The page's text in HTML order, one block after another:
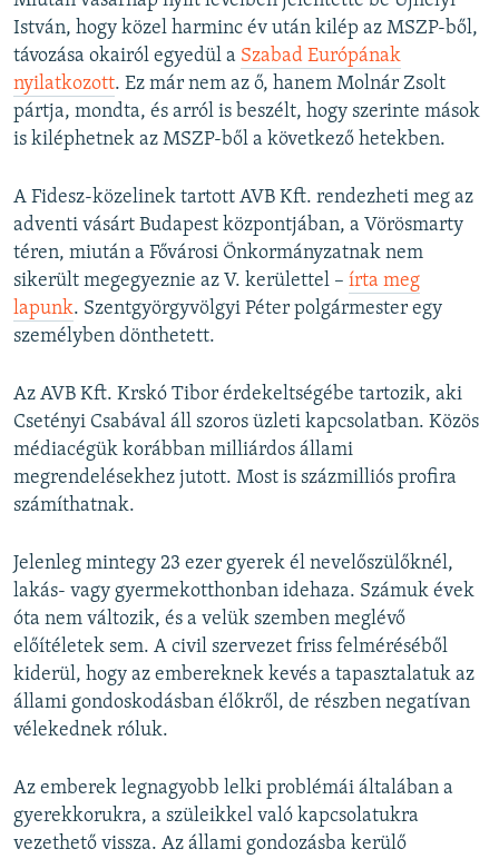
István, hogy közel harminc év után kilép az MSZP-ből,
távozása okairól egyedül a Szabad Európának
nyilatkozott. Ez már nem az ő, hanem Molnár Zsolt
pártja, mondta, és arról is beszélt, hogy szerinte mások
is kiléphetnek az MSZP-ből a következő hetekben.
A Fidesz-közelinek tartott AVB Kft. rendezheti meg az
adventi vásárt Budapest központjában, a Vörösmarty
téren, miután a Fővárosi Önkormányzatnak nem
sikerült megegyeznie az V. kerülettel – írta meg
lapunk. Szentgyörgyvölgyi Péter polgármester egy
személyben dönthetett.
Az AVB Kft. Krskó Tibor érdekeltségébe tartozik, aki
Csetényi Csabával áll szoros üzleti kapcsolatban. Közös
médiacégük korábban milliárdos állami
megrendelésekhez jutott. Most is százmilliós profira
számíthatnak.
Jelenleg mintegy 23 ezer gyerek él nevelőszülőknél,
lakás- vagy gyermekotthonban idehaza. Számuk évek
óta nem változik, és a velük szemben meglévő
előítéletek sem. A civil szervezet friss felméréséből
kiderül, hogy az embereknek kevés a tapasztalatuk az
állami gondoskodásban élőkről, de részben negatívan
vélekednek róluk.
Az emberek legnagyobb lelki problémái általában a
gyerekkorukra, a szüleikkel való kapcsolatukra
vezethető vissza. Az állami gondozásba kerülő